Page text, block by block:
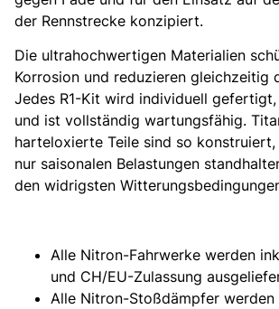
der Rennstrecke konzipiert.
Die ultrahochwertigen Materialien
Korrosion und reduzieren gleichzeitig
Jedes R1-Kit wird individuell
und ist vollständig wartungsfähig.
harteloxierte Teile sind so konstruiert,
nur saisonalen Belastungen
den widrigsten
Alle Nitron-Fahrwerke werden
und CH/EU-Zulassung
Alle Nitron-Stoßdämpfer werden